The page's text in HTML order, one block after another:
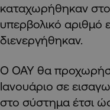
καταχωρήθηκαν στο
υπερβολικό αριθμό
διενεργήθηκαν.
Ο ΟΑΥ θα
Ιανουάριο σε
στο σύστημα έτσι